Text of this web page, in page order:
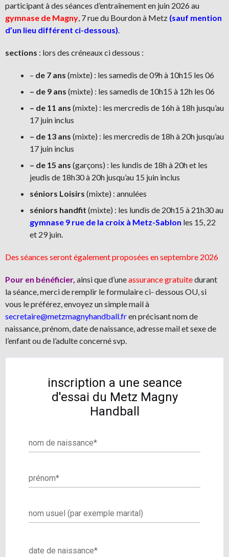
participant à des séances d’entraînement en juin 2026 au
gymnase de Magny, 7 rue du Bourdon à Metz (sauf mention
d’un lieu différent ci-dessous).
sections : lors des créneaux ci dessous :
– de 7 ans (mixte) : les samedis de 09h à 10h15 les 06
– de 9 ans (mixte) : les samedis de 10h15 à 12h les 06
– de 11 ans (mixte) : les mercredis de 16h à 18h jusqu’au
17 juin inclus
– de 13 ans (mixte) : les mercredis de 18h à 20h jusqu’au
17 juin inclus
– de 15 ans (garçons) : les lundis de 18h à 20h et les
jeudis de 18h30 à 20h jusqu’au 15 juin inclus
séniors Loisirs (mixte) : annulées
séniors handfit (mixte) : les lundis de 20h15 à 21h30 au
gymnase 9 rue de la croix à Metz-Sablon les 15, 22
et 29 juin.
Des séances seront également proposées en septembre 2026
Pour en bénéficier, ainsi que d’uneassurance gratuitedurant
la séance, merci de remplir le formulaire ci- dessous OU, si
vous le préférez, envoyez un simple mail à
secretaire@metzmagnyhandball.fren précisant nom de
naissance, prénom, date de naissance, adresse mail et sexe de
l’enfant ou de l’adulte concerné svp.
inscription a une seance
d'essai du Metz Magny
Handball
nom de naissance*
prénom*
nom usuel (par exemple marital)
date de naissance*